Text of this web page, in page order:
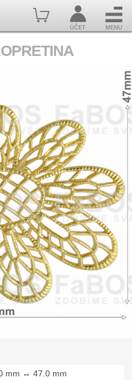
ÚČET MENU
mm ↔ 47.0 mm